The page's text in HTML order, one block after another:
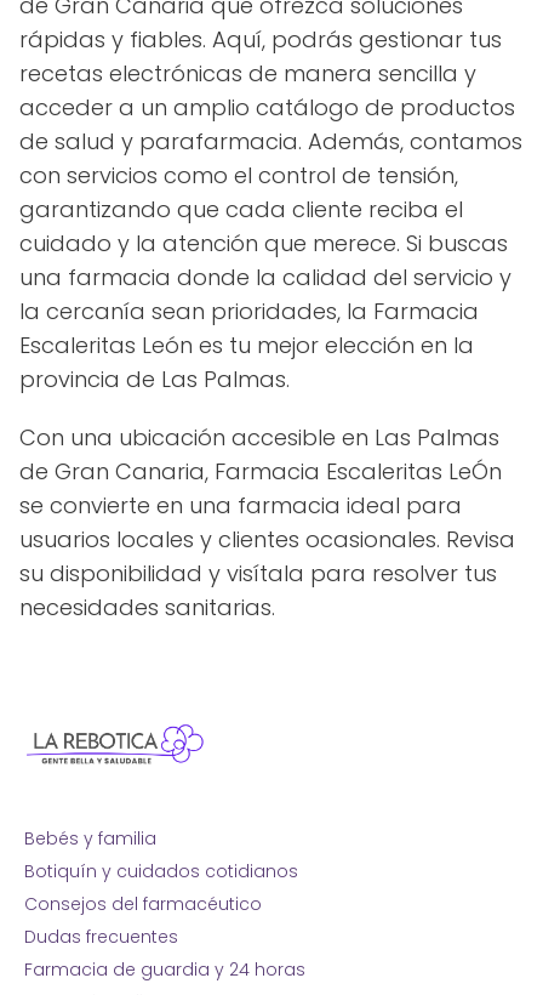
rápidas y fiables. Aquí, podrás gestionar tus
recetas electrónicas de manera sencilla y
acceder a un amplio catálogo de productos
de salud y parafarmacia. Además, contamos
con servicios como el control de tensión,
garantizando que cada cliente reciba el
cuidado y la atención que merece. Si buscas
una farmacia donde la calidad del servicio y
la cercanía sean prioridades, la Farmacia
Escaleritas León es tu mejor elección en la
provincia de Las Palmas.
Con una ubicación accesible en Las Palmas
de Gran Canaria, Farmacia Escaleritas LeÓn
se convierte en una farmacia ideal para
usuarios locales y clientes ocasionales. Revisa
su disponibilidad y visítala para resolver tus
necesidades sanitarias.
Bebés y familia
Botiquín y cuidados cotidianos
Consejos del farmacéutico
Dudas frecuentes
Farmacia de guardia y 24 horas